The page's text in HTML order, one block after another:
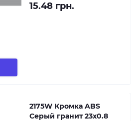
15.48 грн.
2175W Кромка ABS
Серый гранит 23х0.8